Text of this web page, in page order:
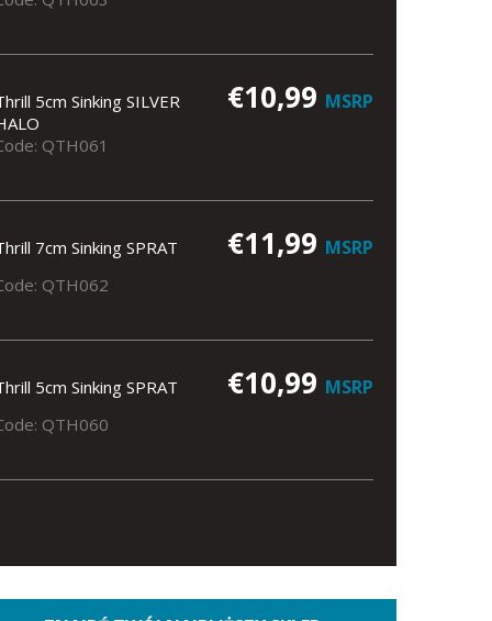
5cm Sinking SILVER
€10,99 MSRP
QTH061
7cm Sinking SPRAT €11,99 MSRP
QTH062
5cm Sinking SPRAT €10,99 MSRP
QTH060